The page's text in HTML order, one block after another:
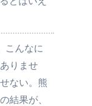
こんなに
りませ
ない。熊
結果が、